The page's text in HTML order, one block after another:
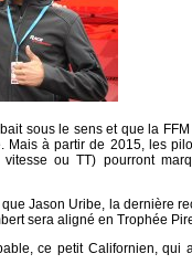
sous le sens et que la
Mais à partir de 2015, les
ou TT) pourront
Jason Uribe, la dernière
sera aligné en Trophée
ce petit Californien, qui